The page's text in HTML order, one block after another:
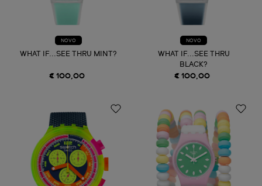
NOVO
WHAT IF...SEE THRU MINT?
€ 100,00
NOVO
WHAT IF...SEE THRU
BLACK?
€ 100,00